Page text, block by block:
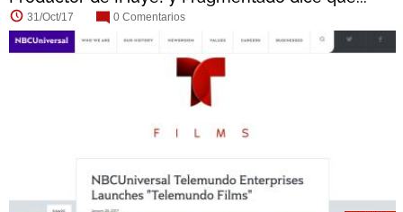
31/Oct/17 0 Comentarios